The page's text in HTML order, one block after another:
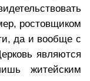
ростовщиком
да и вообще с
являются
житейским